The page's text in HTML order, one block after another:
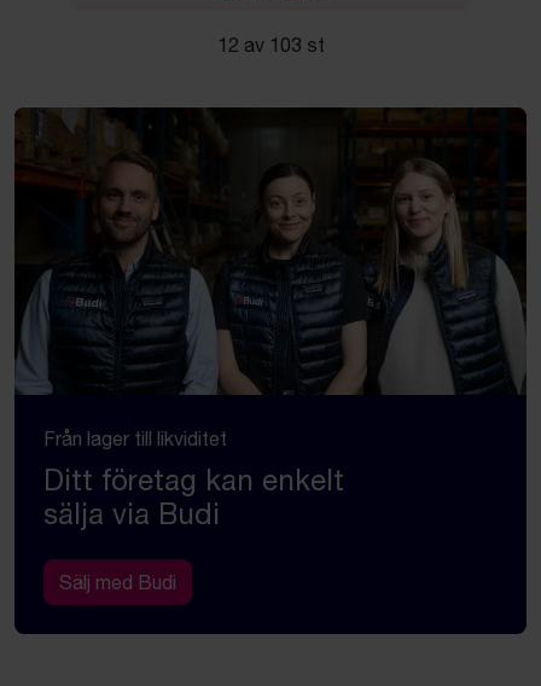
12 av 103 st
Från lager till likviditet
Ditt företag kan enkelt
sälja via Budi
Sälj med Budi